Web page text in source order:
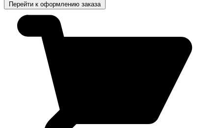
Перейти к оформлению заказа